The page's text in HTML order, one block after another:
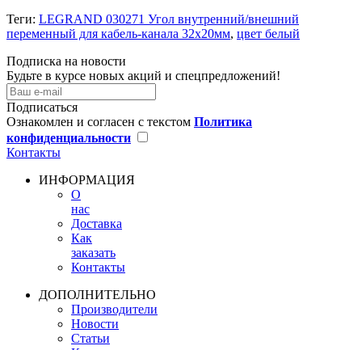
Теги: LEGRAND 030271 Угол внутренний/внешний
переменный для кабель-канала 32x20мм, цвет белый
Подписка на новости
Будьте в курсе новых акций и спецпредложений!
Подписаться
Ознакомлен и согласен с текстом Политика
конфиденциальности
Контакты
ИНФОРМАЦИЯ
О
нас
Доставка
Как
заказать
Контакты
ДОПОЛНИТЕЛЬНО
Производители
Новости
Статьи